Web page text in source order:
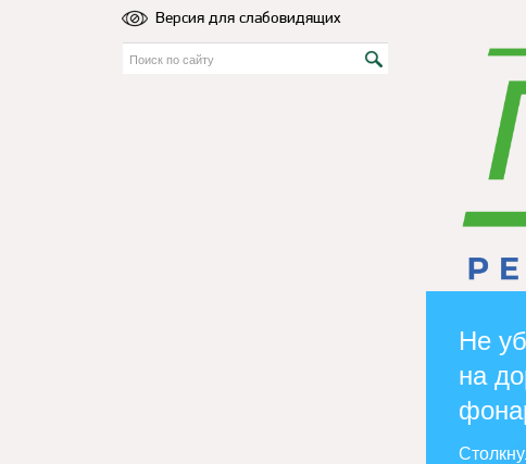
Версия для слабовидящих
Не
на